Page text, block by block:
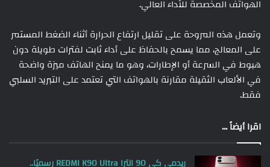
الهواتف المخصصة للأداء العالي.
وتعمل هذه المروحة على تقليل ارتفاع الحرارة أثناء الضغط المستمر
على المعالج، مما يسمح بالحفاظ على أداء ثابت لفترات طويلة دون
هبوط في السرعة أو الإطارات، وهو ما يمنح الهاتف ميزة واضحة
في الألعاب الثقيلة مقارنة بالهواتف التي تعتمد على التبريد السلبي
فقط.
اقرا أيضاً ...
ريدمي كى 90 الترا REDMI K90 Ultra رسميًا..